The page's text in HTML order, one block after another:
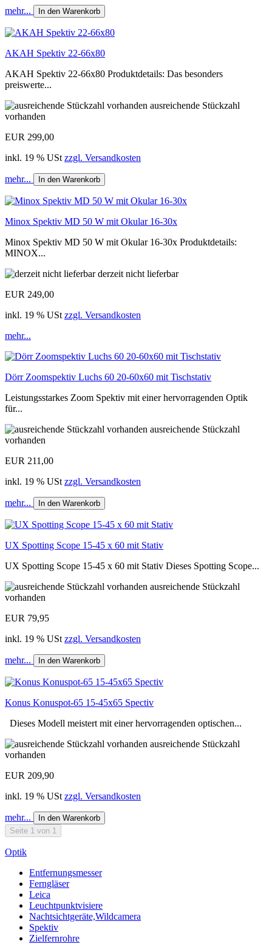
mehr... In den Warenkorb
AKAH Spektiv 22-66x80
AKAH Spektiv 22-66x80 Produktdetails: Das besonders
preiswerte...
ausreichende Stückzahl
vorhanden
EUR 299,00
inkl. 19 % USt zzgl. Versandkosten
mehr... In den Warenkorb
Minox Spektiv MD 50 W mit Okular 16-30x
Minox Spektiv MD 50 W mit Okular 16-30x Produktdetails:
MINOX...
derzeit nicht lieferbar
EUR 249,00
inkl. 19 % USt zzgl. Versandkosten
mehr...
Dörr Zoomspektiv Luchs 60 20-60x60 mit Tischstativ
Leistungsstarkes Zoom Spektiv mit einer hervorragenden Optik
für...
ausreichende Stückzahl
vorhanden
EUR 211,00
inkl. 19 % USt zzgl. Versandkosten
mehr... In den Warenkorb
UX Spotting Scope 15-45 x 60 mit Stativ
UX Spotting Scope 15-45 x 60 mit Stativ Dieses Spotting Scope...
ausreichende Stückzahl
vorhanden
EUR 79,95
inkl. 19 % USt zzgl. Versandkosten
mehr... In den Warenkorb
Konus Konuspot-65 15-45x65 Spectiv
Dieses Modell meistert mit einer hervorragenden optischen...
ausreichende Stückzahl
vorhanden
EUR 209,90
inkl. 19 % USt zzgl. Versandkosten
mehr...
In den Warenkorb
Seite 1 von 1
Optik
Entfernungsmesser
Ferngläser
Leica
Leuchtpunktvisiere
Nachtsichtgeräte,Wildcamera
Spektiv
Zielfernrohre